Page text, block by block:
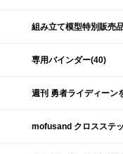
組み立て模型特別販売
専用バインダー(40)
週刊 勇者ライディーン
mofusand クロスステ